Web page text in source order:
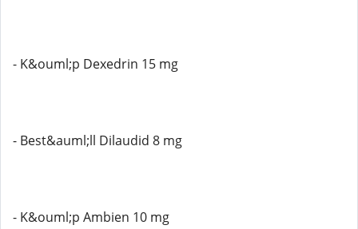
- K&ouml;p Dexedrin 15 mg
- Best&auml;ll Dilaudid 8 mg
- K&ouml;p Ambien 10 mg